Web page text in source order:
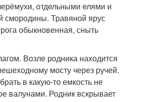
отдельными елями и
смородины. Травяной ярус
обыкновенная, сныть
Возле родника находится
мосту через ручей.
в какую-то емкость не
валунами. Родник вскрывает